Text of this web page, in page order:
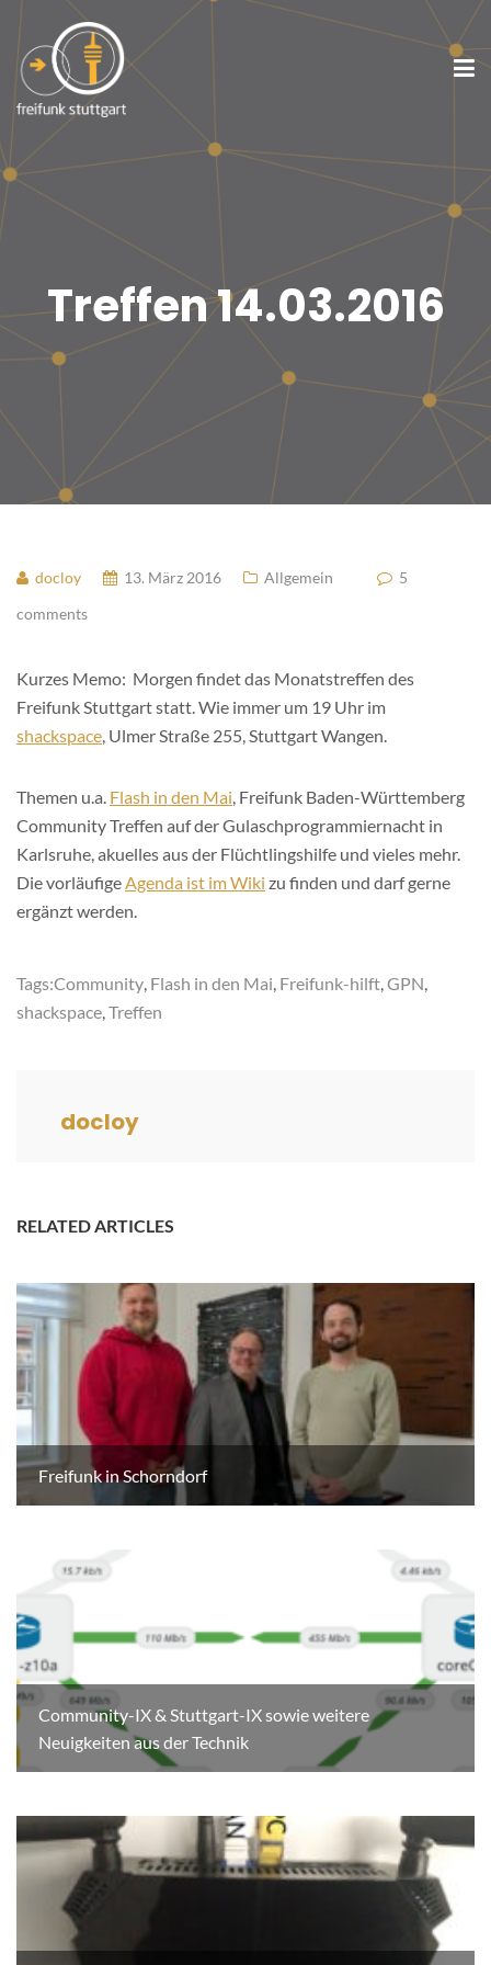
Treffen 14.03.2016
docloy 13. März 2016 Allgemein
5
comments
Kurzes Memo: Morgen findet das Monatstreffen des
Freifunk Stuttgart statt. Wie immer um 19 Uhr im
shackspace, Ulmer Straße 255, Stuttgart Wangen.
Themen u.a. Flash in den Mai, Freifunk Baden-Württemberg
Community Treffen auf der Gulaschprogrammiernacht in
Karlsruhe, akuelles aus der Flüchtlingshilfe und vieles mehr.
Die vorläufigeAgenda ist im Wiki zu finden und darf gerne
ergänzt werden.
Tags:Community, Flash in den Mai, Freifunk-hilft,GPN,
shackspace,Treffen
docloy
RELATED ARTICLES
Freifunk in Schorndorf
Community-IX & Stuttgart-IX sowie weitere
Neuigkeiten aus der Technik